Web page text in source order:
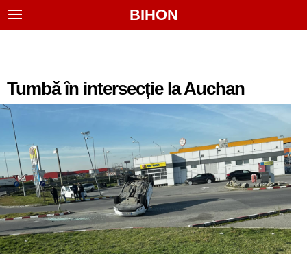
BIHON
Tumbă în intersecție la Auchan